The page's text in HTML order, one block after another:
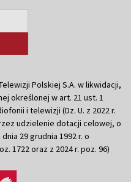
Polskiej S.A. w likwidacji,
określonej w art. 21 ust. 1
i telewizji (Dz. U. z 2022 r.
udzielenie dotacji celowej, o
29 grudnia 1992 r. o
1722 oraz z 2024 r. poz. 96)